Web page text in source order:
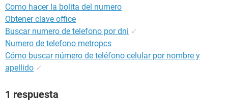
Como hacer la bolita del numero
Obtener clave office
Buscar numero de telefono por dni ✓
Numero de telefono metropcs
Cómo buscar número de teléfono celular por nombre y
apellido ✓
1 respuesta